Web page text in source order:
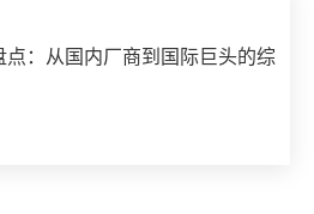
：从国内厂商到国际巨头的综